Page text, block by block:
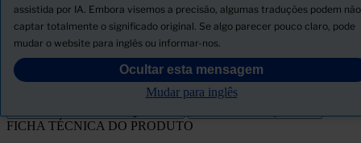
assistida por IA. Embora visemos a precisão, algumas traduções podem não
captar totalmente o significado original. Se algo parecer pouco claro, pode
mudar o website para inglês ou informar-nos.
Ocultar esta mensagem
Mudar para inglês
Descarregar ficha de segurança
PRODUCT NAME
FICHA TÉCNICA DO PRODUTO